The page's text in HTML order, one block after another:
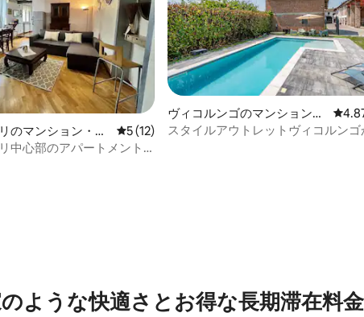
つ星の平均評価
のマンション・ア
レビュー12件、5つ星中5つ星の平均評価
5 (12)
中心部のアパートメント
ヴィコルンゴのマンション・
アパート
レビ
スタイルアウトレットヴィコルンゴ
ような快⁠適⁠さ⁠とお⁠得⁠な長⁠期⁠滞⁠在料⁠金